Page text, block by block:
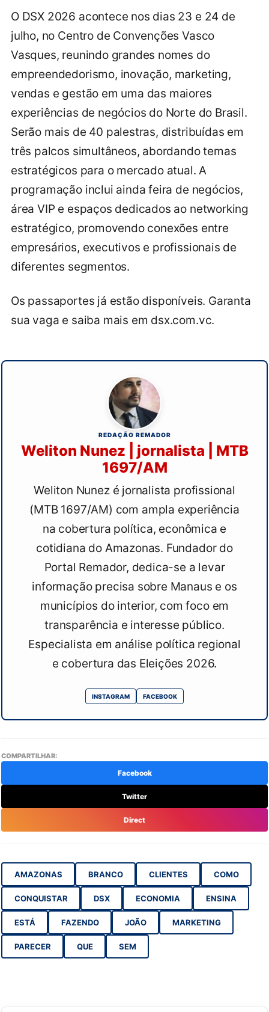
O DSX 2026 acontece nos dias 23 e 24 de
julho, no Centro de Convenções Vasco
Vasques, reunindo grandes nomes do
empreendedorismo, inovação, marketing,
vendas e gestão em uma das maiores
experiências de negócios do Norte do Brasil.
Serão mais de 40 palestras, distribuídas em
três palcos simultâneos, abordando temas
estratégicos para o mercado atual. A
programação inclui ainda feira de negócios,
área VIP e espaços dedicados ao networking
estratégico, promovendo conexões entre
empresários, executivos e profissionais de
diferentes segmentos.
Os passaportes já estão disponíveis. Garanta
sua vaga e saiba mais em dsx.com.vc.
REDAÇÃO REMADOR
Weliton Nunez | jornalista | MTB
1697/AM
Weliton Nunez é jornalista profissional
(MTB 1697/AM) com ampla experiência
na cobertura política, econômica e
cotidiana do Amazonas. Fundador do
Portal Remador, dedica-se a levar
informação precisa sobre Manaus e os
municípios do interior, com foco em
transparência e interesse público.
Especialista em análise política regional
e cobertura das Eleições 2026.
INSTAGRAM FACEBOOK
COMPARTILHAR:
Facebook
Twitter
Direct
AMAZONAS BRANCO CLIENTES COMO
CONQUISTAR DSX ECONOMIA ENSINA
ESTÁ FAZENDO JOÃO MARKETING
PARECER QUE SEM